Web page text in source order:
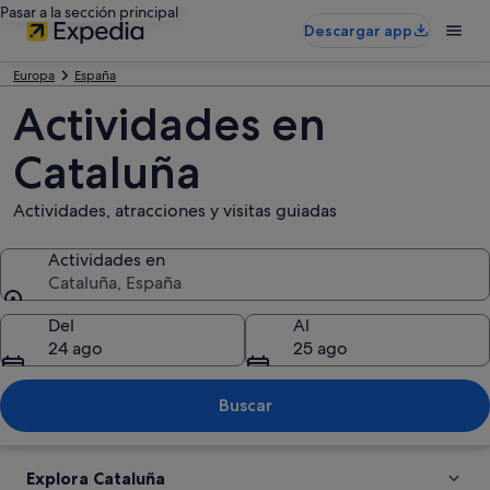
Pasar a la sección principal
Descargar app
Europa España
Actividades en
Cataluña
Actividades, atracciones y visitas guiadas
Actividades en
Cataluña, España
Actividades en
Del
24 ago
Al
25 ago
Buscar
Explora Cataluña